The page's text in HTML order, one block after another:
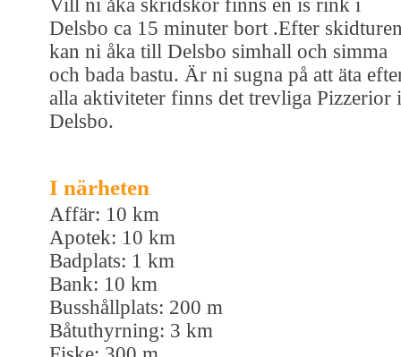
Vill ni åka skridskor finns en is rink i
Delsbo ca 15 minuter bort .Efter
kan ni åka till Delsbo simhall och simma
och bada bastu. Är ni sugna på att äta
alla aktiviteter finns det trevliga Pizzerior i
Delsbo.
I närheten
Affär: 10 km
Apotek: 10 km
Badplats: 1 km
Bank: 10 km
Busshållplats: 200 m
Båtuthyrning: 3 km